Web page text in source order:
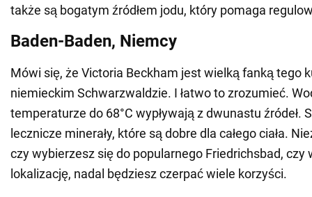
także są bogatym źródłem jodu, który pomaga
Baden-Baden, Niemcy
Mówi się, że Victoria Beckham jest wielką fanką tego
niemieckim Schwarzwaldzie. I łatwo to zrozumieć.
temperaturze do 68°C wypływają z dwunastu źródeł.
lecznicze minerały, które są dobre dla całego ciała.
czy wybierzesz się do popularnego Friedrichsbad, czy
lokalizację, nadal będziesz czerpać wiele korzyści.